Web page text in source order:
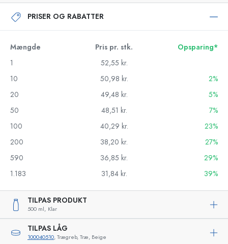
PRISER OG RABATTER
Mængde Pris pr. stk.
Opsparing*
1
52,55 kr.
10
50,98 kr.
2%
20
49,48 kr.
5%
50
48,51 kr.
7%
100
40,29 kr.
23%
200
38,20 kr.
27%
590
36,85 kr.
29%
1.183
31,84 kr. 39%
TILPAS PRODUKT
500 ml, Klar
TILPAS LÅG
100040510, Trægreb, Træ, Beige